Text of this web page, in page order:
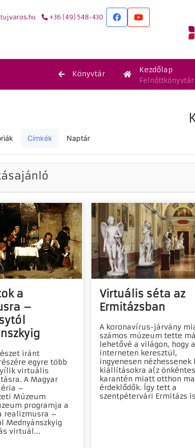
+36 (49) 548-430
Könyvtár Kezdőlap
Felnőttkönyvtár
Címkék Naptár
a
–
iránt
egyre több
virtuális
A Magyar
–
Múzeum
programja a
realizmusra –
Mednyánszkyig
virtuál...
Virtuális séta az
Ermitázsban
A koronavírus-járvány
számos múzeum tette
lehetővé a világon, hogy
interneten keresztül,
ingyenesen nézhessenek
kiállításokra a(z
karantén miatt otthon
érdeklődők. Így tett a
szentpétervári Ermitázs